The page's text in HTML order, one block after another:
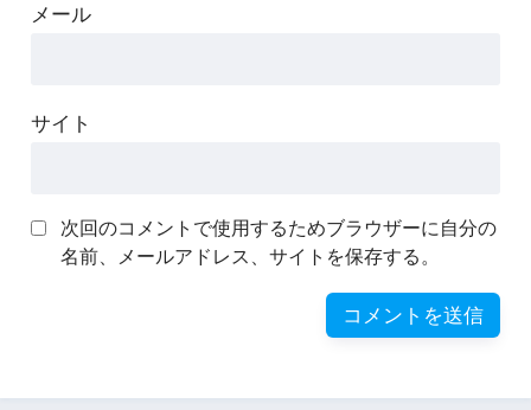
メール
サイト
次回のコメントで使用するためブラウザーに自分の
名前、メールアドレス、サイトを保存する。